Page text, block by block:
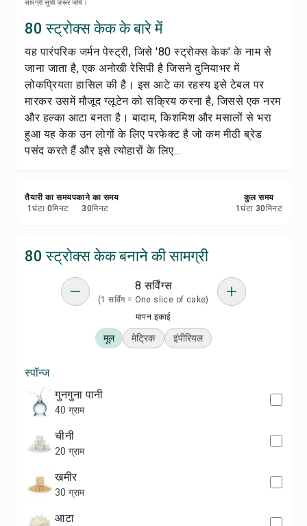
सेव करें
शेयर करें
रिपोर्ट करें
सामग्री सूची ज़रूर जाँचें।
80 स्ट्रोक्स केक के बारे में
यह पारंपरिक जर्मन पेस्ट्री, जिसे '80 स्ट्रोक्स केक' के नाम से
जाना जाता है, एक अनोखी रेसिपी है जिसने दुनियाभर में
लोकप्रियता हासिल की है। इस आटे का रहस्य इसे टेबल पर
मारकर उसमें मौजूद ग्लूटेन को सक्रिय करना है, जिससे एक नरम
और हल्का आटा बनता है। बादाम, किशमिश और मसालों से भरा
हुआ यह केक उन लोगों के लिए परफेक्ट है जो कम मीठी ब्रेड
पसंद करते हैं और इसे त्योहारों के लिए...
तैयारी का समय
1घंटा 0मिनट
पकाने का समय
30मिनट
कुल समय
1 घंटा 30मिनट
80 स्ट्रोक्स केक बनाने की सामग्री
8 सर्विंग्स
(1 सर्विंग = One slice of cake)
मापन इकाई
मूल मेट्रिक इंपीरियल
स्पॉन्ज
गुनगुना पानी
40 ग्राम
चीनी
20 ग्राम
खमीर
30 ग्राम
आटा